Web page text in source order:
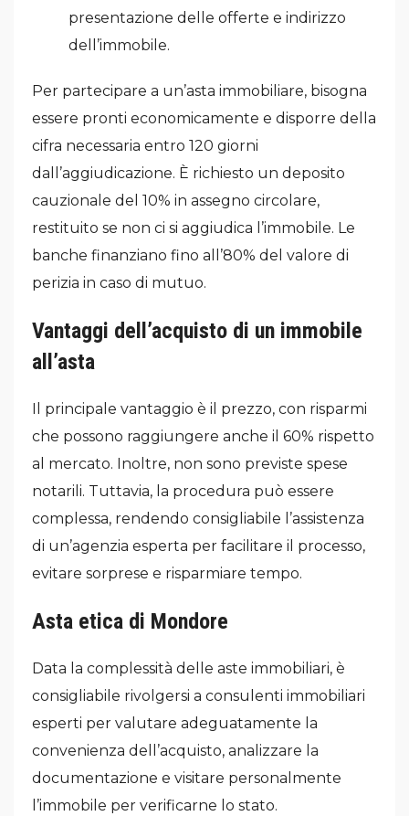
presentazione delle offerte e indirizzo
dell’immobile.
Per partecipare a un’asta immobiliare, bisogna
essere pronti economicamente e disporre della
cifra necessaria entro 120 giorni
dall’aggiudicazione. È richiesto un deposito
cauzionale del 10% in assegno circolare,
restituito se non ci si aggiudica l’immobile. Le
banche finanziano fino all’80% del valore di
perizia in caso di mutuo.
Vantaggi dell’acquisto di un immobile
all’asta
Il principale vantaggio è il prezzo, con risparmi
che possono raggiungere anche il 60% rispetto
al mercato. Inoltre, non sono previste spese
notarili. Tuttavia, la procedura può essere
complessa, rendendo consigliabile l’assistenza
di un’agenzia esperta per facilitare il processo,
evitare sorprese e risparmiare tempo.
Asta etica di Mondore
Data la complessità delle aste immobiliari, è
consigliabile rivolgersi a consulenti immobiliari
esperti per valutare adeguatamente la
convenienza dell’acquisto, analizzare la
documentazione e visitare personalmente
l’immobile per verificarne lo stato.